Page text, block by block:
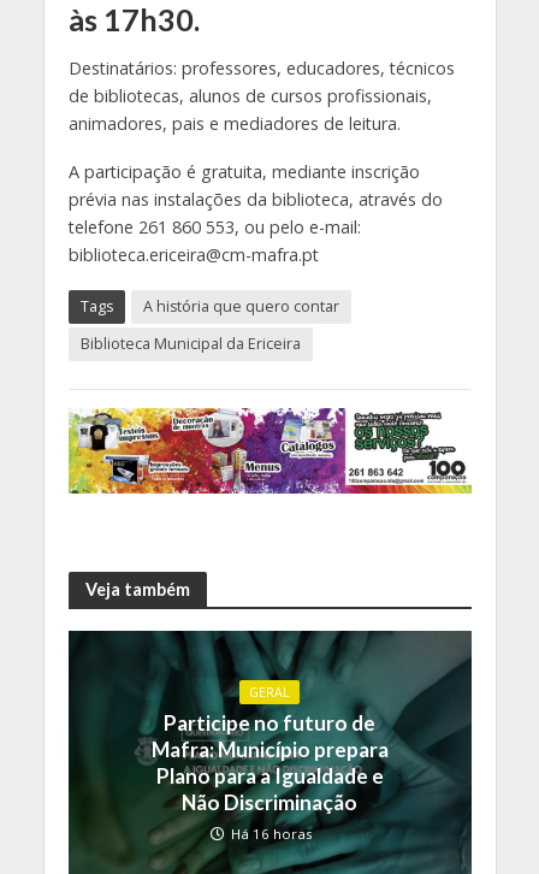
às 17h30.
Destinatários: professores, educadores, técnicos
de bibliotecas, alunos de cursos profissionais,
animadores, pais e mediadores de leitura.
A participação é gratuita, mediante inscrição
prévia nas instalações da biblioteca, através do
telefone 261 860 553, ou pelo e-mail:
biblioteca.ericeira@cm-mafra.pt
Tags
A história que quero contar
Biblioteca Municipal da Ericeira
Veja também
GERAL
Participe no futuro de
Mafra: Município prepara
Plano para a Igualdade e
Não Discriminação
Há 16 horas